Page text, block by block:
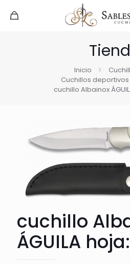
Inicio
Cuchillos
cuchillo Albainox
cuchillo
ÁGUILA